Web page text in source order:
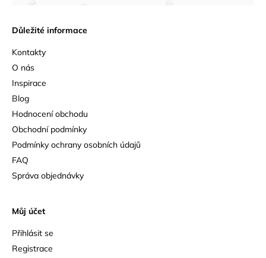
Důležité informace
Kontakty
O nás
Inspirace
Blog
Hodnocení obchodu
Obchodní podmínky
Podmínky ochrany osobních údajů
FAQ
Správa objednávky
Můj účet
Přihlásit se
Registrace